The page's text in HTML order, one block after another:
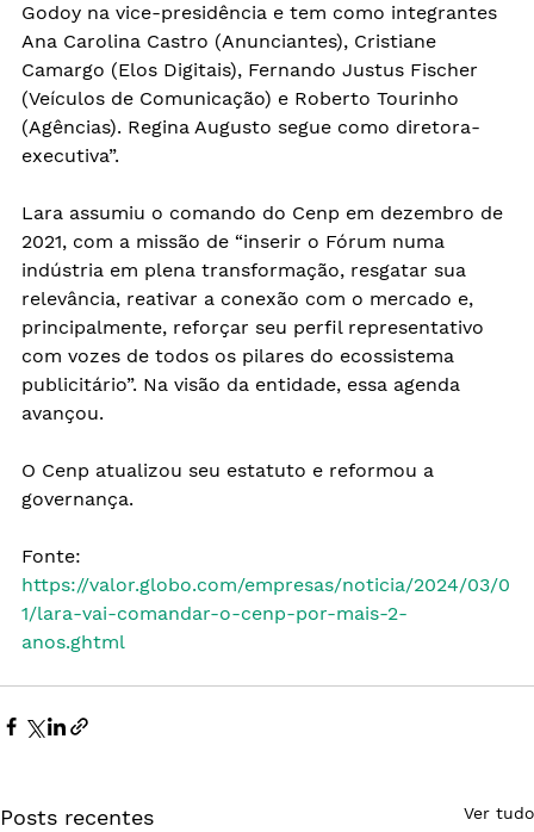
Godoy na vice-presidência e tem como integrantes
Ana Carolina Castro (Anunciantes), Cristiane
Camargo (Elos Digitais), Fernando Justus Fischer
(Veículos de Comunicação) e Roberto Tourinho
(Agências). Regina Augusto segue como diretora-
executiva”.
Lara assumiu o comando do Cenp em dezembro de
2021, com a missão de “inserir o Fórum numa
indústria em plena transformação, resgatar sua
relevância, reativar a conexão com o mercado e,
principalmente, reforçar seu perfil representativo
com vozes de todos os pilares do ecossistema
publicitário”. Na visão da entidade, essa agenda
avançou.
O Cenp atualizou seu estatuto e reformou a
governança.
Fonte:
https://valor.globo.com/empresas/noticia/2024/03/0
1/lara-vai-comandar-o-cenp-por-mais-2-
anos.ghtml
Posts recentes Ver tudo